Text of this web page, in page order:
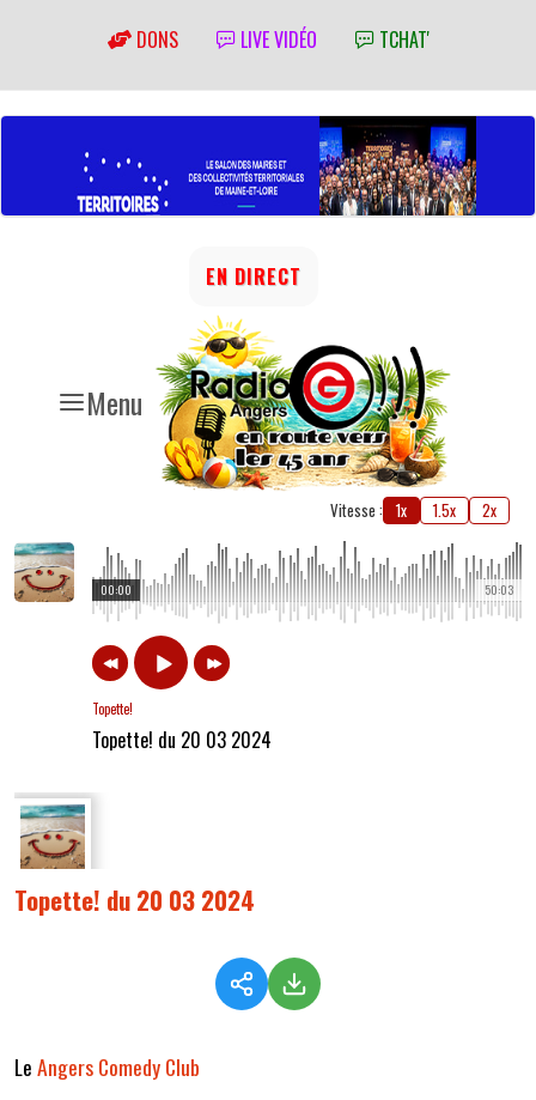
DONS LIVE VIDÉO TCHAT'
Menu
EN DIRECT
Vitesse : 1x 1.5x 2x
50:03
00:00
Topette!
Topette! du 20 03 2024
Topette! du 20 03 2024
LeAngers Comedy Club